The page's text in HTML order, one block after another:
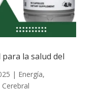
la salud del
| Energía,
Cerebral